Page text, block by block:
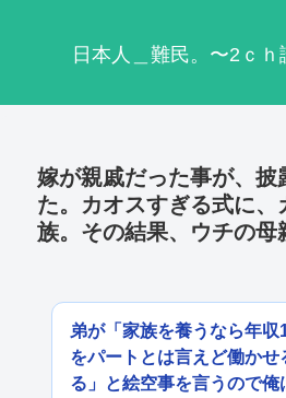
日本人＿難民。〜2ｃ
嫁が親戚だった事が、披
た。カオスすぎる式に、
族。その結果、ウチの
弟が「家族を養うなら年
をパートとは言えど働かせ
る」と絵空事を言うので